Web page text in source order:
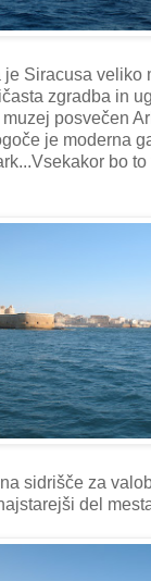
Siracusa veliko
zgradba in
posvečen
je moderna
bo to
sidrišče za
del